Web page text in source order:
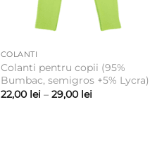
COLANTI
Colanti pentru copii (95%
Bumbac, semigros +5% Lycra)
22,00 lei – 29,00 leiInterval